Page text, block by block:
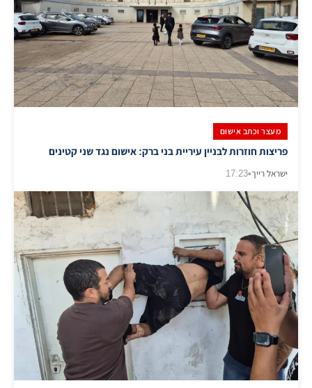
מעצר וכתב אישום
פריצות חוזרות לבניין עיריית בני ברק: אישום נגד שני קטינים
ישראל רייך•
17:23